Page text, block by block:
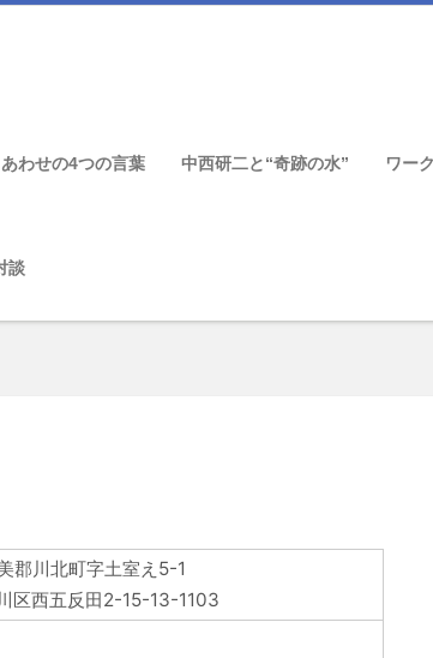
あわせの4つの言葉 中西研二と“奇跡の水” ワー
談
郡川北町字土室え5-1
区西五反田2-15-13-1103